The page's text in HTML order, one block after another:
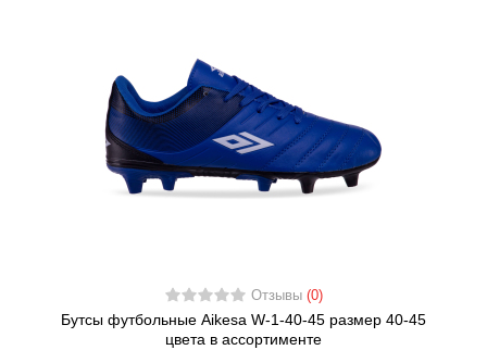
Отзывы (0)
Бутсы футбольные Aikesa W-1-40-45 размер 40-45
цвета в ассортименте